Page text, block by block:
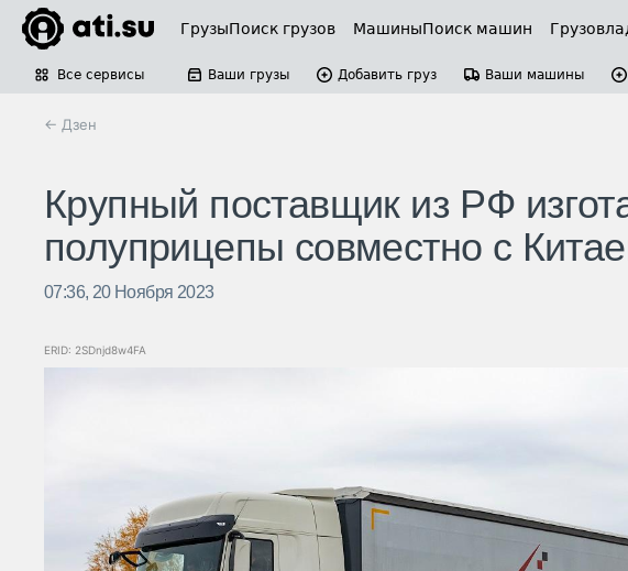
ГрузыПоиск грузов МашиныПоиск машин
Все сервисы Ваши грузы Добавить груз Ваши машины
← Дзен
Крупный поставщик из РФ
полуприцепы совместно с
07:36, 20 Ноября 2023
ERID: 2SDnjd8w4FA